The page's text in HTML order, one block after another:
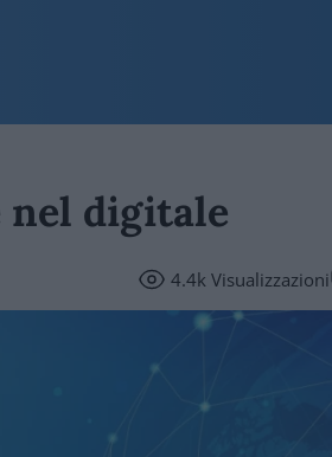
nel digitale
4.4kVisualizzazioni